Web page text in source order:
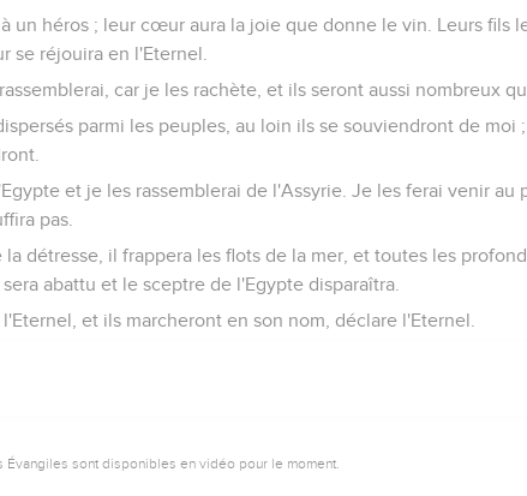
un héros ; leur cœur aura la joie que donne le vin. Leurs fils
se réjouira en l'Eternel.
car je les rachète, et ils seront aussi nombreux
parmi les peuples, au loin ils se souviendront de moi
et je les rassemblerai de l'Assyrie. Je les ferai venir au
pas.
la détresse, il frappera les flots de la mer, et toutes les
abattu et le sceptre de l'Egypte disparaîtra.
et ils marcheront en son nom, déclare l'Eternel.
Évangiles sont disponibles en vidéo pour le moment.